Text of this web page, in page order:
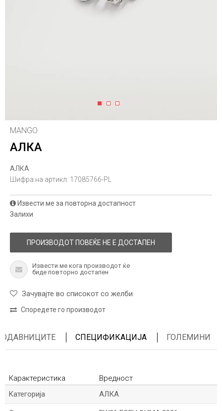
1 2 3
MANGO
АЛКА
АЛКА
Шифра на артикл: 17085766-PL
Извести ме за повторна достапност
Залихи
ПРОИЗВОДОТ ПОВЕЌЕ НЕ Е ДОСТАПЕН
Извести ме кога производот ќе
биде повторно достапен
Зачувајте во списокот со желби
Споредете го производот
СПЕЦИФИКАЦИЈА ГОЛЕМИНИ
Карактеристика
Вредност
Kатегорија
АЛКА